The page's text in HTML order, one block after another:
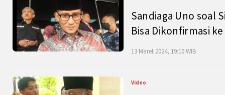
Sandiaga Uno soal
Bisa Dikonfirmasi
13 Maret 2024, 19:10 WIB
Video